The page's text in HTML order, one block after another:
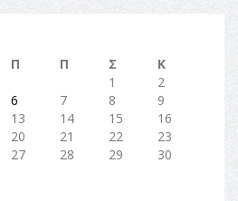
Π Π Σ
Κ
1
2
6 7 8
9
13 14 15
16
20 21 22
23
27 28 29
30